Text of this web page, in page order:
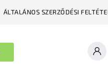
ÁLTALÁNOS SZERZŐDÉSI